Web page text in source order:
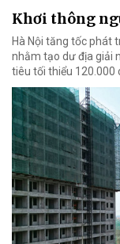
Khơi thông
Hà Nội tăng tốc phát
nhằm tạo dư địa giải
tiêu tối thiểu 120.000